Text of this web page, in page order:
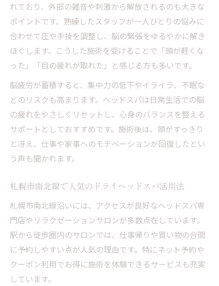
れており、外部の雑音や刺激から解放されるのも大きな
ポイントです。熟練したスタッフが一人ひとりの悩みに
合わせて圧や手技を調整し、脳の緊張をゆるやかに解き
ほぐします。こうした施術を受けることで「頭が軽くな
った」「目の疲れが取れた」と感じる方も多いです。
脳疲労が蓄積すると、集中力の低下やイライラ、不眠な
どのリスクも高まります。ヘッドスパは日常生活での脳
の疲れをやさしくリセットし、心身のバランスを整える
サポートとしておすすめです。施術後は、頭がすっきり
と冴え、仕事や家事へのモチベーションが回復したとい
う声も聞かれます。
札幌市南北線で人気のドライヘッドスパ活用法
札幌市南北線沿いには、アクセスが良好なヘッドスパ専
門店やリラクゼーションサロンが多数点在しています。
駅から徒歩圏内のサロンでは、仕事帰りや買い物の合間
に予約しやすい点が人気の理由です。特にネット予約や
クーポン利用でお得に施術を体験できるサービスも充実
しています。